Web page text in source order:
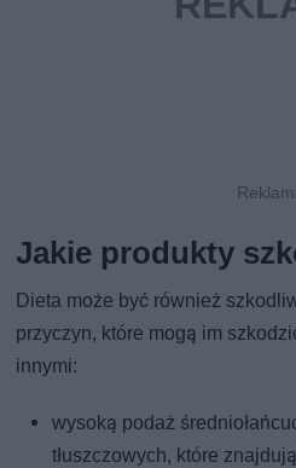
Jakie produkty
Dieta może być również
przyczyn, które mogą im
innymi:
wysoką podaż
tłuszczowych, które